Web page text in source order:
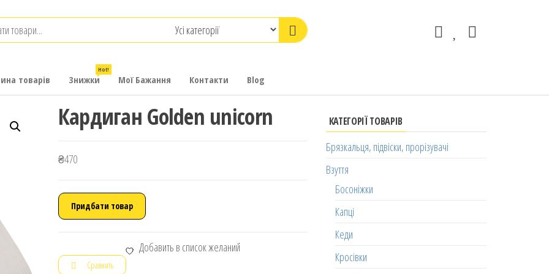
товарів Знижки
Hot!
Мої Бажання Контакти Blog
Кардиган Golden unicorn
₴470
Придбати товар
Добавить в список желаний
Сравнить
КАТЕГОРІЇ ТОВАРІВ
Брязкальця, підвіски, прорізувачі
Взуття
Босоніжки
Капці
Кеди
Кросівки